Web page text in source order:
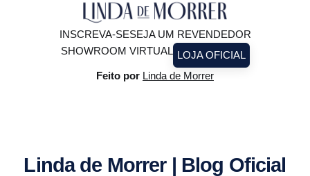
INSCREVA-SESEJA UM REVENDEDOR
SHOWROOM VIRTUAL LOJA OFICIAL
Feito por Linda de Morrer
Linda de Morrer | Blog Oficial